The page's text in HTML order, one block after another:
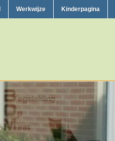
Werkwijze Kinderpagina